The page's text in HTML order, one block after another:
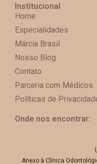
Institucional
Home
Especialidades
Márcia Brasil
Nosso Blog
Contato
Parceria com Médicos
Políticas de
Onde nos encontrar:
Anexo à Clínica